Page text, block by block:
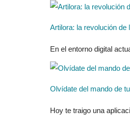
Artilora: la revolución
En el entorno digital
Olvídate del mando de
Hoy te traigo una